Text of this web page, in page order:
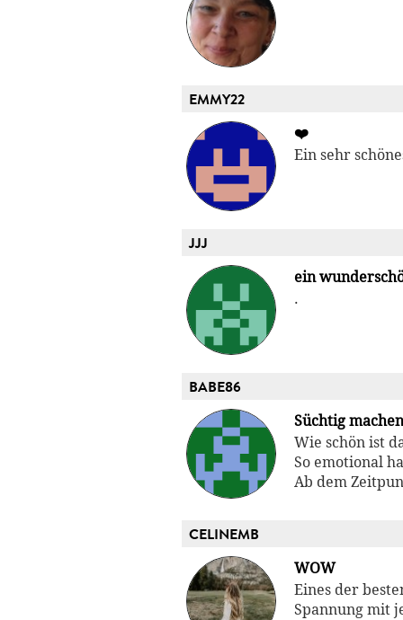
EMMY22
❤️
Ein sehr
JJJ
ein
.
BABE86
Süchtig
Wie schön ist
So emotional
Ab dem
CELINEMB
WOW
Eines der
Spannung mit